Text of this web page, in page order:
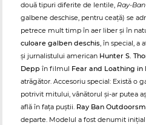
două tipuri diferite de lentile, Ray-
galbene deschise, pentru ceață) se
petrece mult timp în aer liber și în
culoare galben deschis, în special, a
și jurnalistului american Hunter S.
Depp în filmul Fear and Loathing in
atrăgător. Accesoriu special: Există o
potrivit mitului, vânătorul și-ar putea
află în fața puștii. Ray Ban
departe. Modelul a fost denumit